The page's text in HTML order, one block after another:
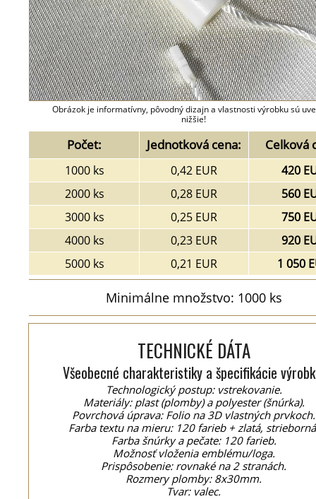
Obrázok je informatívny, pôvodný dizajn a vlastnosti výrobku sú
nižšie!
Počet: Jednotková cena: Celková
1000 ks 0,42 EUR
420
2000 ks
0,28 EUR
560
3000 ks
0,25 EUR
750
4000 ks
0,23 EUR
920
5000 ks
0,21 EUR 1 050
Minimálne množstvo: 1000 ks
TECHNICKÉ DÁTA
Všeobecné charakteristiky a špecifikácie
Technologický postup: vstrekovanie.
Materiály: plast (plomby) a polyester (šnúrka).
Povrchová úprava: Folio na 3D vlastných prvkoch.
Farba textu na mieru: 120 farieb + zlatá,
Farba šnúrky a pečate: 120 farieb.
Možnosť vloženia emblému/loga.
Prispôsobenie: rovnaké na 2 stranách.
Rozmery plomby: 8x30mm.
Tvar: valec.